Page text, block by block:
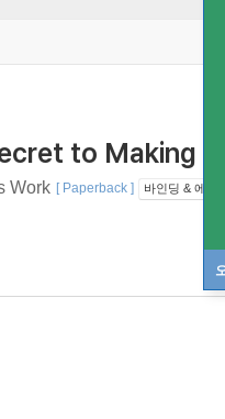
to Making
Work [ Paperback ] 바인딩 & 에디